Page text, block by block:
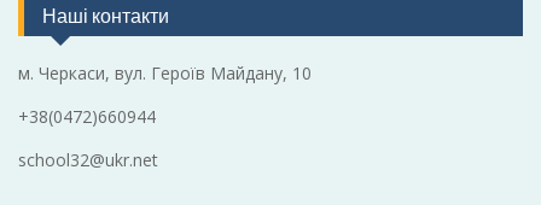
Наші контакти
м. Черкаси, вул. Героїв Майдану, 10
+38(0472)660944
school32@ukr.net